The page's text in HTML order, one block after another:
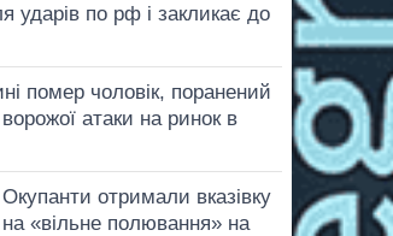
ударів по рф і закликає до
помер чоловік, поранений
ворожої атаки на ринок в
Окупанти отримали вказівку
на «вільне полювання» на